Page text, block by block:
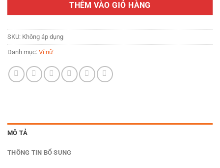
THÊM VÀO GIỎ HÀNG
SKU: Không áp dụng
Danh mục: Ví nữ
MÔ TẢ
THÔNG TIN BỔ SUNG